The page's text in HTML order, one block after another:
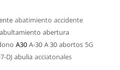
abatimiento accidente
abultamiento abertura
A30 A-30 A 30 abortos 5G
DJ abulia acciatonales